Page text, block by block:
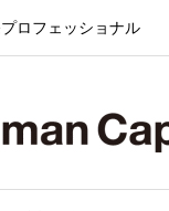
ロフェッショナル